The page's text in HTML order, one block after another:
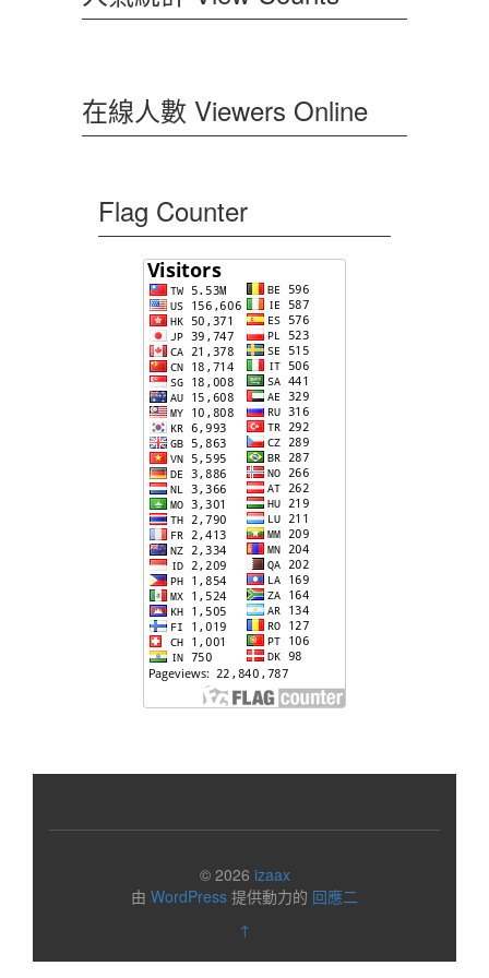
在線人數 Viewers Online
Flag Counter
© 2026 izaax
由 WordPress 提供動力的 回應二
↑